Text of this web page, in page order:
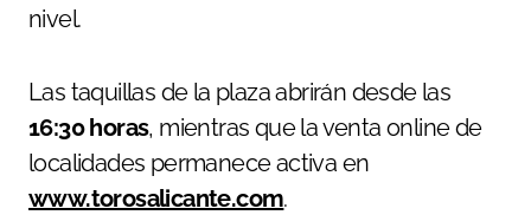
nivel.
Las taquillas de la plaza abrirán desde las
16:30 horas, mientras que la venta online de
localidades permanece activa en
www.torosalicante.com.